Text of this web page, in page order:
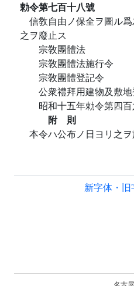
勅令第七百十八號
信敎自由ノ保全ヲ圖ル
之ヲ廢止ス
宗敎團體法
宗敎團體法施行令
宗敎團體登記令
公衆禮拜用建物及敷
昭和十五年勅令第四
附 則
本令ハ公布ノ日ヨリ之
新字体・